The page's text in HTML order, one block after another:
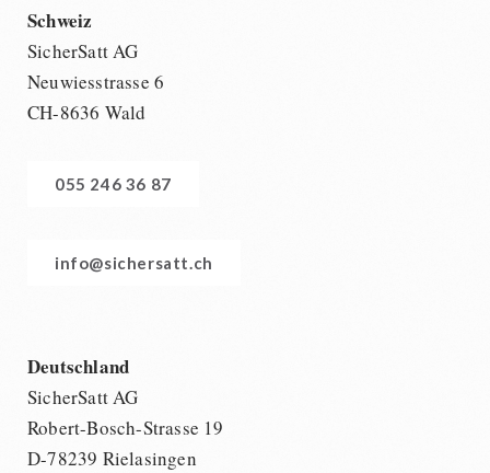
Schweiz
SicherSatt AG
Neuwiesstrasse 6
CH-8636 Wald
055 246 36 87
info@sichersatt.ch
Deutschland
SicherSatt AG
Robert-Bosch-Strasse 19
D-78239 Rielasingen